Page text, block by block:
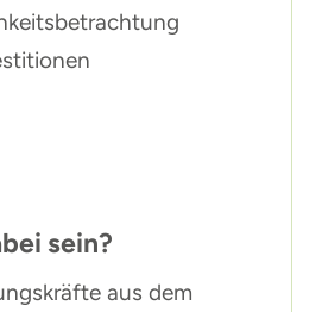
sein?
aus dem